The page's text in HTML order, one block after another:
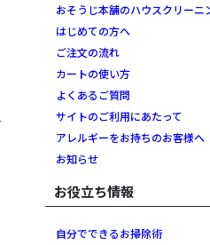
おそうじ本舗のハウスクリーニ
はじめての方へ
ご注文の流れ
カートの使い方
よくあるご質問
サイトのご利用にあたって
アレルギーをお持ちのお客様へ
お知らせ
お役立ち情報
自分でできるお掃除術